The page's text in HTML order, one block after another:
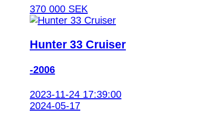
370 000 SEK
Hunter 33 Cruiser
-2006
2023-11-24 17:39:00
2024-05-17